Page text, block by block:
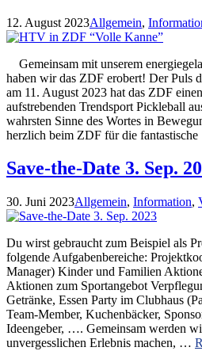
12. August 2023Allgemein,
Gemeinsam mit unserem
haben wir das ZDF erobert! Der Puls
am 11. August 2023 hat das ZDF
aufstrebenden Trendsport Pickleball
wahrsten Sinne des Wortes in
herzlich beim ZDF für die
Save-the-Date 3. Sep.
30. Juni 2023Allgemein, Information,
Du wirst gebraucht zum Beispiel als
folgende Aufgabenbereiche:
Manager) Kinder und Familien
Aktionen zum Sportangebot
Getränke, Essen Party im Clubhaus
Team-Member, Kuchenbäcker,
Ideengeber, …. Gemeinsam werden
unvergesslichen Erlebnis machen, …